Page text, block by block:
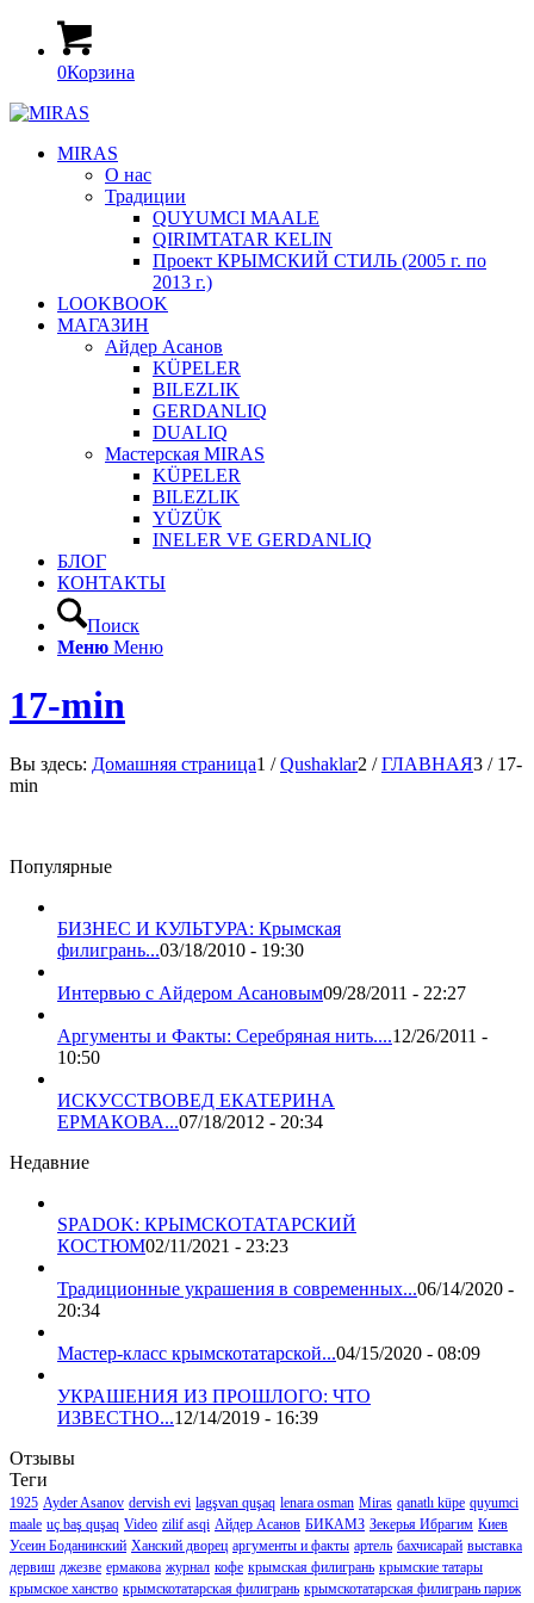
0Корзина
MIRAS
О нас
Традиции
QUYUMCI MAALE
QIRIMTATAR KELIN
Проект КРЫМСКИЙ СТИЛЬ (2005 г. по
2013 г.)
LOOKBOOK
МАГАЗИН
Айдер Асанов
KÜPELER
BILEZLIK
GERDANLIQ
DUALIQ
Мастерская MIRAS
KÜPELER
BILEZLIK
YÜZÜK
INELER VE GERDANLIQ
БЛОГ
КОНТАКТЫ
Поиск
Меню Меню
17-min
Вы здесь: Домашняя страница1 / Qushaklar2 / ГЛАВНАЯ3 / 17-
min
Популярные
БИЗНЕС И КУЛЬТУРА: Крымская
филигрань...03/18/2010 - 19:30
Интервью с Айдером Асановым09/28/2011 - 22:27
Аргументы и Факты: Серебряная нить....12/26/2011 -
10:50
ИСКУССТВОВЕД ЕКАТЕРИНА
ЕРМАКОВА...07/18/2012 - 20:34
Недавние
SPADOK: КРЫМСКОТАТАРСКИЙ
КОСТЮМ02/11/2021 - 23:23
Традиционные украшения в современных...06/14/2020 -
20:34
Мастер-класс крымскотатарской...04/15/2020 - 08:09
УКРАШЕНИЯ ИЗ ПРОШЛОГО: ЧТО
ИЗВЕСТНО...12/14/2019 - 16:39
Отзывы
Теги
1925 Ayder Asanov dervish evi lagşvan quşaq lenara osman Miras qanatlı küpe quyumci
maale uç baş quşaq Video zilif asqi Айдер Асанов БИКАМЗ Зекерья Ибрагим Киев
Усеин Боданинский Ханский дворец аргументы и факты артель бахчисарай выставка
дервиш джезве ермакова журнал кофе крымская филигрань крымские татары
крымское ханство крымскотатарская филигрань крымскотатарская филигрань париж